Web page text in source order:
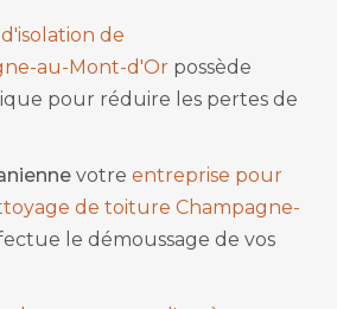
de
au-Mont-d'Or possède
pour réduire les pertes de
votre entreprise pour
de toiture Champagne-
le démoussage de vos